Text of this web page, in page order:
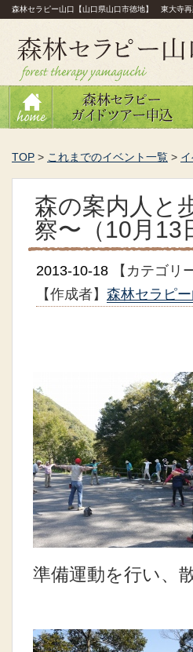
森林セラピー山口【山口県山口市徳地】 東大寺
TOP > これまでのイベント一覧 >
森の案内人と
察〜（10月13
2013-10-18 【カテゴリ
【作成者】 森林セラピー
準備運動を行い、